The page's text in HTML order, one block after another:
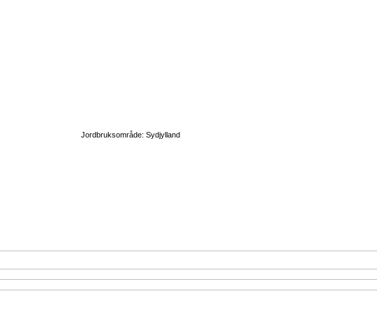
Jordbruksområde: Sydjylland